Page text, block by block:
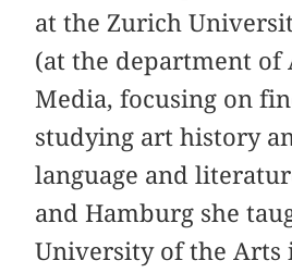
at the Zurich
(at the department of
Media, focusing on
studying art history
language and
and Hamburg she
University of the Arts